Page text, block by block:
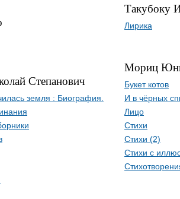
Степанович
земля : Биография.
Такубоку
Лирика
Мориц
Букет котов
И в чёрных
Лицо
Стихи
Стихи (2)
Стихи с